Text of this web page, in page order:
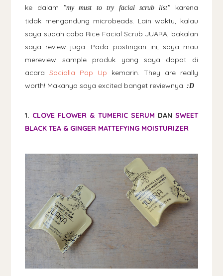
ke dalam
"my must to try facial scrub list" karena
tidak mengandung microbeads. Lain waktu, kalau
saya sudah coba Rice Facial Scrub JUARA, bakalan
saya review juga. Pada postingan ini, saya mau
mereview sample produk yang saya dapat di
acaraSociolla Pop Up kemarin. They are really
worth! Makanya saya excited banget reviewnya.:D
1. CLOVE FLOWER & TUMERIC SERUM DAN SWEET
BLACK TEA & GINGER MATTEFYING MOISTURIZER